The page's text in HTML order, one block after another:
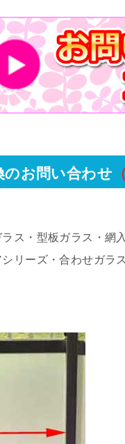
のお問い合わせ
ス・型板ガラス・網
リーズ・合わせガラ